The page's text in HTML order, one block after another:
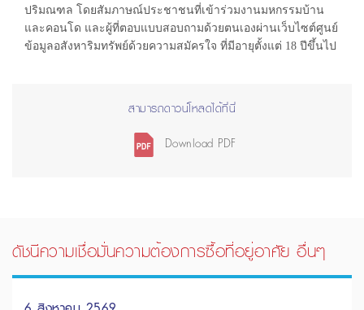
ปริมณฑล โดยสัมภาษณ์ประชาชนที่เข้าร่วมงานมหกรรมบ้าน
และคอนโด และผู้ที่ตอบแบบสอบถามด้วยตนเองผ่านเว็บไซต์ศูนย์
ข้อมูลอสังหาริมทรัพย์ด้วยความสมัครใจ ที่มีอายุตั้งแต่ 18 ปีขึ้นไป
สามารถดาวน์โหลดได้ที่นี่
Download PDF
ดัชนีความเชื่อมั่นความต้องการซื้อที่อยู่อาศัย อื่นๆ